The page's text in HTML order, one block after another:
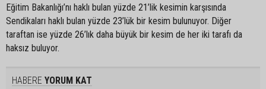
Eğitim Bakanlığı’nı haklı bulan yüzde 21’lik kesimin karşısında
Sendikaları haklı bulan yüzde 23’lük bir kesim bulunuyor. Diğer
taraftan ise yüzde 26’lık daha büyük bir kesim de her iki tarafı da
haksız buluyor.
HABERE YORUM KAT